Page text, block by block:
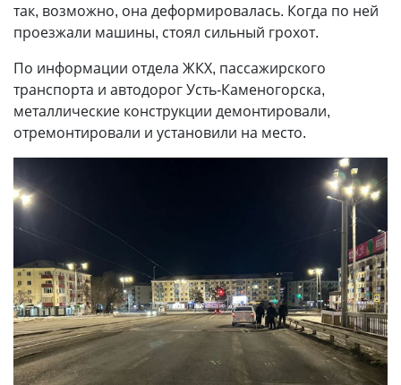
так, возможно, она деформировалась. Когда по ней
проезжали машины, стоял сильный грохот.
По информации отдела ЖКХ, пассажирского
транспорта и автодорог Усть-Каменогорска,
металлические конструкции демонтировали,
отремонтировали и установили на место.